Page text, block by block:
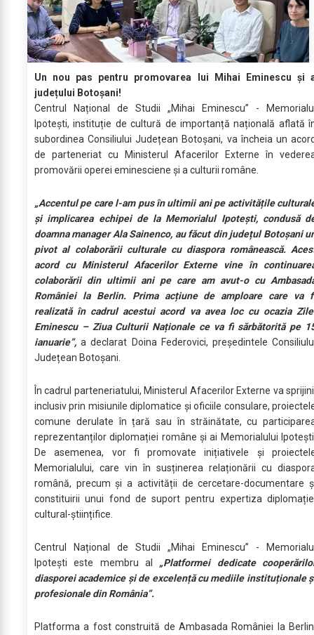
Un nou pas pentru promovarea lui Mihai Eminescu și
județului Botoșani!
Centrul Național de Studii „Mihai Eminescu” -
Ipotești, instituție de cultură de importanță națională aflată
subordinea Consiliului Județean Botoșani, va încheia un
de parteneriat cu Ministerul Afacerilor Externe în
promovării operei eminesciene și a culturii române.
„Accentul pe care l-am pus în ultimii ani pe activitățile
și implicarea echipei de la Memorialul Ipotești, condusă
doamna manager Ala Sainenco, au făcut din județul Botoșani
pivot al colaborării culturale cu diaspora românească.
acord cu Ministerul Afacerilor Externe vine în
colaborării din ultimii ani pe care am avut-o cu
României la Berlin. Prima acțiune de amploare care va
realizată în cadrul acestui acord va avea loc cu ocazia
Eminescu – Ziua Culturii Naționale ce va fi sărbătorită pe
ianuarie”, a declarat Doina Federovici, președintele
Județean Botoșani.
În cadrul parteneriatului, Ministerul Afacerilor Externe va
inclusiv prin misiunile diplomatice și oficiile consulare,
comune derulate în țară sau în străinătate, cu
reprezentanților diplomației române și ai Memorialului
De asemenea, vor fi promovate inițiativele și
Memorialului, care vin în susținerea relaționării cu
română, precum și a activității de cercetare-documentare
constituirii unui fond de suport pentru expertiza
cultural-științifice.
Centrul Național de Studii „Mihai Eminescu” -
Ipotești este membru al „Platformei dedicate
diasporei academice și de excelență cu mediile instituționale
profesionale din România”.
Platforma a fost construită de Ambasada României la